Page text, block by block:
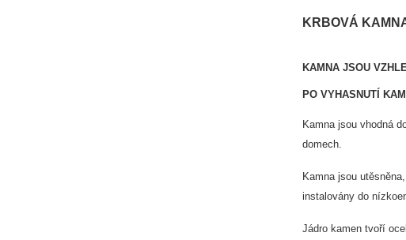
KRBOVÁ
KAMNA JSOU
PO VYHASNUTÍ
Kamna jsou vhodná
domech.
Kamna jsou
instalovány do
Jádro kamen tvoří